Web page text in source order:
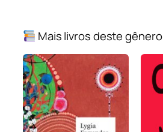
Mais livros deste gênero